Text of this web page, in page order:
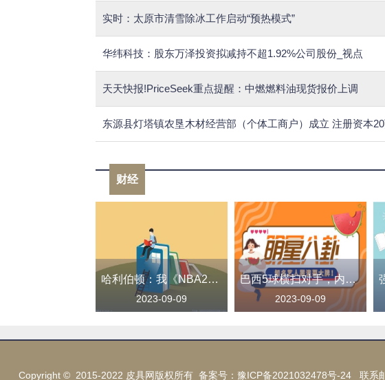
实时：太原市清雪除冰工作启动“预热模式”
华纬科技：股东万泽投资拟减持不超1.92%公司股份_视点
天天快报!PriceSeek重点提醒：中燃燃料油现货报价上调
东源县灯塔镇农垦木材经营部（个体工商户）成立 注册资本
财经
哈利伯顿：我《NBA2K24》的突破扣篮只有65？别瞎搞了！
2023-09-09
巴西5球横扫对手，内马尔超越贝利独享历史射手王，创造伟大成就
2023-09-09
Copyright © 2015-2022 皮具网版权所有 备案号： 豫ICP备2021032478号-24联系邮